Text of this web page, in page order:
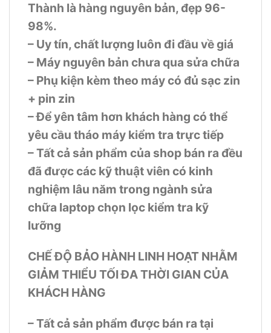
Thành là hàng nguyên bản, đẹp 96-
98%.
– Uy tín, chất lượng luôn đi đầu về giá
– Máy nguyên bản chưa qua sửa chữa
– Phụ kiện kèm theo máy có đủ sạc zin
+ pin zin
– Để yên tâm hơn khách hàng có thể
yêu cầu tháo máy kiểm tra trực tiếp
– Tất cả sản phẩm của shop bán ra đều
đã được các kỹ thuật viên có kinh
nghiệm lâu năm trong ngành sửa
chữa laptop chọn lọc kiểm tra kỹ
lưỡng
CHẾ ĐỘ BẢO HÀNH LINH HOẠT NHẰM
GIẢM THIỂU TỐI ĐA THỜI GIAN CỦA
KHÁCH HÀNG
– Tất cả sản phẩm được bán ra tại